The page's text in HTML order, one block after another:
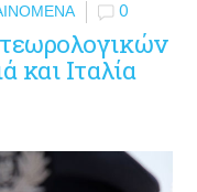
0
και Ιταλία